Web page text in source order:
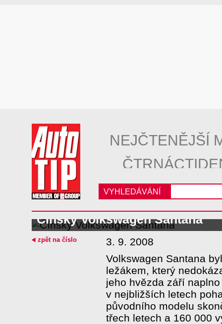
NEJČTENĚJŠÍ
VYHLEDÁVÁNÍ
Čínský Volkswagen Santana
3. 9. 2008
Volkswagen Santana
ležákem, který
jeho hvězda září
v nejbližších letech
původního modelu
třech letech a 160 000
zpět na číslo